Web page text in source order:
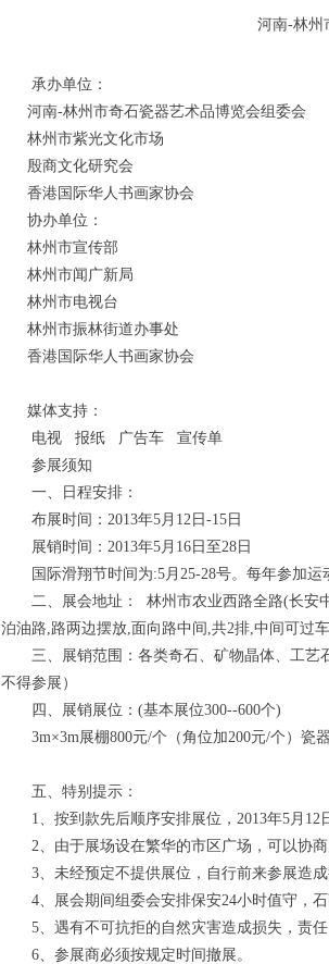
河南-林州市奇石瓷器艺术
2013年4月
承办单位：
河南-林州市奇石瓷器艺术品博览会组委会
林州市紫光文化市场
殷商文化研究会
香港国际华人书画家协会
协办单位：
林州市宣传部
林州市闻广新局
林州市电视台
林州市振林街道办事处
香港国际华人书画家协会
媒体支持：
电视 报纸 广告车 宣传单
参展须知
一、日程安排：
布展时间：2013年5月12日-15日
展销时间：2013年5月16日至28日
国际滑翔节时间为:5月25-28号。每年参加运
二、展会地址： 林州市农业西路全路(长安中
泊油路,路两边摆放,面向路中间,共2排,中间可过
三、展销范围：各类奇石、矿物晶体、工艺
不得参展）
四、展销展位：(基本展位300--600个)
3m×3m展棚800元/个（角位加200元/个）瓷器
五、特别提示：
1、按到款先后顺序安排展位，2013年5月12
2、由于展场设在繁华的市区广场，可以协商
3、未经预定不提供展位，自行前来参展造成
4、展会期间组委会安排保安24小时值守，石
5、遇有不可抗拒的自然灾害造成损失，责任
6、参展商必须按规定时间撤展。